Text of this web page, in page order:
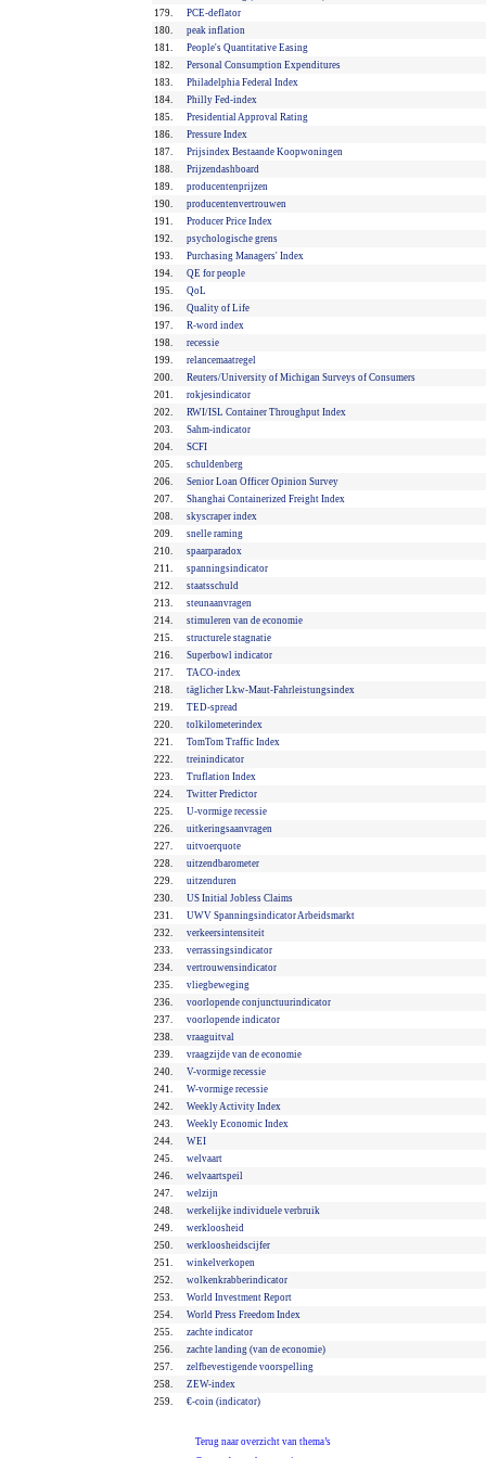
179.
PCE-deflator
180.
peak inflation
181.
People's Quantitative Easing
182.
Personal Consumption Expenditures
183.
Philadelphia Federal Index
184.
Philly Fed-index
185.
Presidential Approval Rating
186.
Pressure Index
187.
Prijsindex Bestaande Koopwoningen
188.
Prijzendashboard
189.
producentenprijzen
190.
producentenvertrouwen
191.
Producer Price Index
192.
psychologische grens
193.
Purchasing Managers' Index
194.
QE for people
195.
QoL
196.
Quality of Life
197.
R-word index
198.
recessie
199.
relancemaatregel
200.
Reuters/University of Michigan Surveys of Consumers
201.
rokjesindicator
202.
RWI/ISL Container Throughput Index
203.
Sahm-indicator
204.
SCFI
205.
schuldenberg
206.
Senior Loan Officer Opinion Survey
207.
Shanghai Containerized Freight Index
208.
skyscraper index
209.
snelle raming
210.
spaarparadox
211.
spanningsindicator
212.
staatsschuld
213.
steunaanvragen
214.
stimuleren van de economie
215.
structurele stagnatie
216.
Superbowl indicator
217.
TACO-index
218.
täglicher Lkw-Maut-Fahrleistungsindex
219.
TED-spread
220.
tolkilometerindex
221.
TomTom Traffic Index
222.
treinindicator
223.
Truflation Index
224.
Twitter Predictor
225.
U-vormige recessie
226.
uitkeringsaanvragen
227.
uitvoerquote
228.
uitzendbarometer
229.
uitzenduren
230.
US Initial Jobless Claims
231.
UWV Spanningsindicator Arbeidsmarkt
232.
verkeersintensiteit
233.
verrassingsindicator
234.
vertrouwensindicator
235.
vliegbeweging
236.
voorlopende conjunctuurindicator
237.
voorlopende indicator
238.
vraaguitval
239.
vraagzijde van de economie
240.
V-vormige recessie
241.
W-vormige recessie
242.
Weekly Activity Index
243.
Weekly Economic Index
244.
WEI
245.
welvaart
246.
welvaartspeil
247.
welzijn
248.
werkelijke individuele verbruik
249.
werkloosheid
250.
werkloosheidscijfer
251.
winkelverkopen
252.
wolkenkrabberindicator
253.
World Investment Report
254.
World Press Freedom Index
255.
zachte indicator
256.
zachte landing (van de economie)
257.
zelfbevestigende voorspelling
258.
ZEW-index
259.
€-coin (indicator)
Terug naar overzicht van thema’s